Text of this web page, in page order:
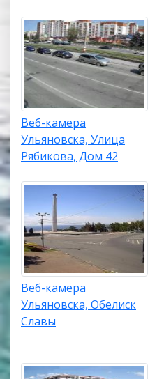
Веб-камера
Ульяновска, Улица
Рябикова, Дом 42
Веб-камера
Ульяновска, Обелиск
Славы